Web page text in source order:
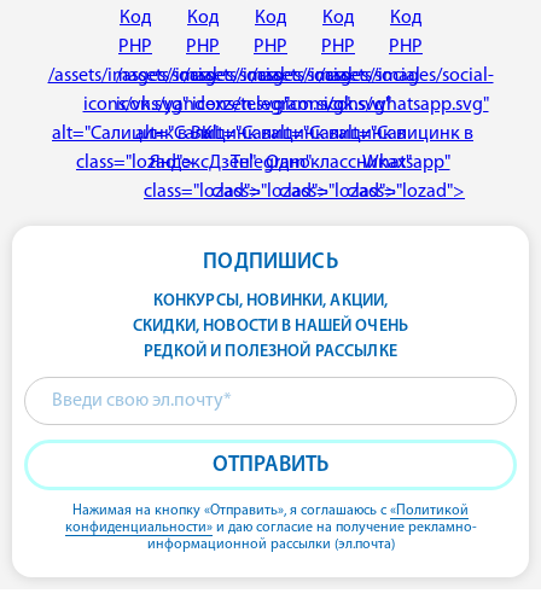
Код
PHP
/assets/images/social-
icons/vk.svg"
alt="Салицинк в ВК"
class="lozad">
Код
PHP
/assets/images/social-
icons/yandexzen.svg"
alt="Салицинк в
ЯндексДзен"
class="lozad">
Код
PHP
/assets/images/social-
icons/telegram.svg"
alt="Салицинк в
Telegram"
class="lozad">
Код
PHP
/assets/images/social-
icons/ok.svg"
alt="Салицинк в
Одноклассниках"
class="lozad">
Код
PHP
/assets/images/social-
icons/whatsapp.svg"
alt="Салицинк в
Whatsapp"
class="lozad">
ПОДПИШИСЬ
КОНКУРСЫ, НОВИНКИ, АКЦИИ,
СКИДКИ, НОВОСТИ В НАШЕЙ ОЧЕНЬ
РЕДКОЙ И ПОЛЕЗНОЙ РАССЫЛКЕ
ОТПРАВИТЬ
Нажимая на кнопку «Отправить», я соглашаюсь с «Политикой
конфиденциальности»и даю согласие на получение рекламно-
информационной рассылки (эл.почта)